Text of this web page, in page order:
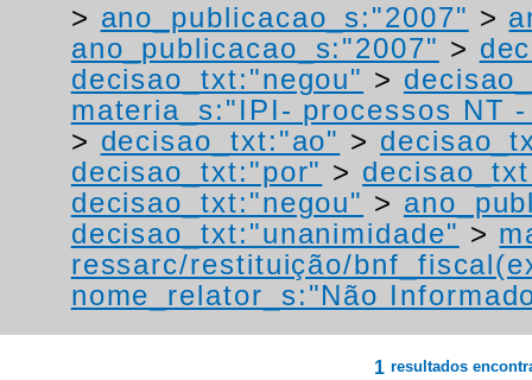
> ano_publicacao_s:"2007" >
ano_publicacao_s:"2007" >
decisao_txt:"negou" >
materia_s:"IPI- processos NT
> decisao_txt:"ao" >
decisao_txt:"por" >
decisao_txt:"negou" >
decisao_txt:"unanimidade" >
ressarc/restituição/
nome_relator_s:"Não
1 resultados